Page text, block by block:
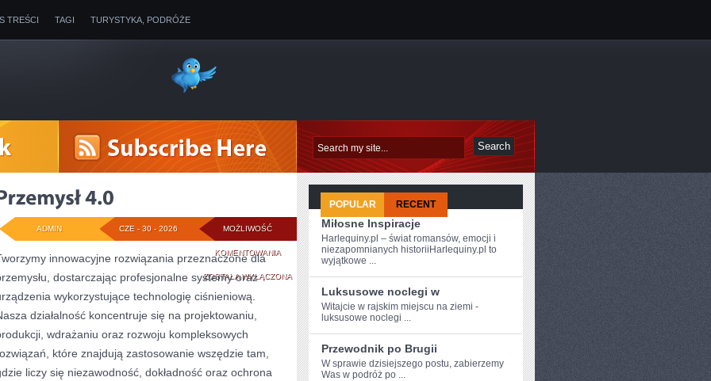
TREŚCI TAGI TURYSTYKA, PODRÓŻE
MOŻLIWOŚĆ
KOMENTOWANIAPRZEMYSŁ
4.0
ZOSTAŁA WYŁĄCZONA
CZE - 30 - 2026
ADMIN
innowacyjne rozwiązania przeznaczone dla
dostarczając profesjonalne systemy oraz
wykorzystujące technologię ciśnieniową.
działalność koncentruje się na projektowaniu,
wdrażaniu oraz rozwoju kompleksowych
które znajdują zastosowanie wszędzie tam,
liczy się niezawodność, dokładność oraz ochrona
POPULAR RECENT
Miłosne Inspiracje
Harlequiny.pl – świat romansów, emocji i
niezapomnianych historiiHarlequiny.pl to
wyjątkowe ...
Luksusowe noclegi w
Witajcie w‍ rajskim miejscu na ziemi -
luksusowe noclegi ...
Przewodnik po Brugii
W ⁢sprawie dzisiejszego ​postu, zabierzemy
Was w podróż‌ po‌ ...